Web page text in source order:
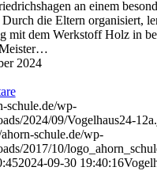
an einem
Durch die Eltern organisiert,
mit dem Werkstoff Holz in
2024
schule.de/wp-
2024/09/Vogelhaus24-
schule.de/wp-
2017/10/
2024-09-30 19:40:16